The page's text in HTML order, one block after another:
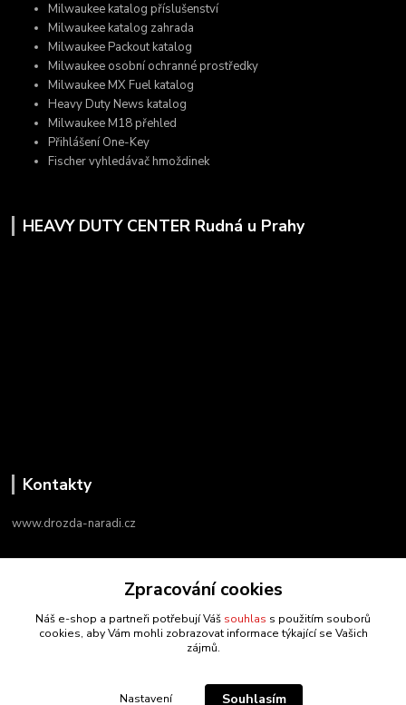
Milwaukee katalog příslušenství
Milwaukee katalog zahrada
Milwaukee Packout katalog
Milwaukee osobní ochranné prostředky
Milwaukee MX Fuel katalog
Heavy Duty News katalog
Milwaukee M18 přehled
Přihlášení One-Key
Fischer vyhledávač hmoždinek
HEAVY DUTY CENTER Rudná u Prahy
Kontakty
www.drozda-naradi.cz
info@drozda-naradi.cz
Zpracování cookies
Náš e-shop a partneři potřebují Váš souhlas s použitím souborů
cookies, aby Vám mohli zobrazovat informace týkající se Vašich
zájmů.
Nastavení Souhlasím